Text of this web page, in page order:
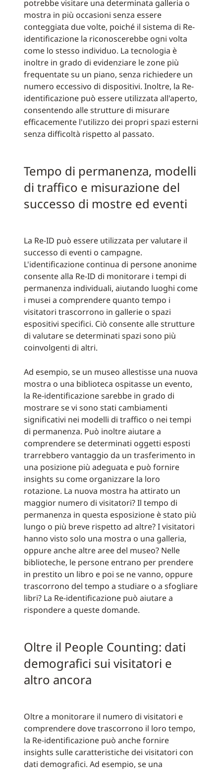
potrebbe visitare una determinata galleria o
mostra in più occasioni senza essere
conteggiata due volte, poiché il sistema di Re-
identificazione la riconoscerebbe ogni volta
come lo stesso individuo. La tecnologia è
inoltre in grado di evidenziare le zone più
frequentate su un piano, senza richiedere un
numero eccessivo di dispositivi. Inoltre, la Re-
identificazione può essere utilizzata all'aperto,
consentendo alle strutture di misurare
efficacemente l'utilizzo dei propri spazi esterni
senza difficoltà rispetto al passato.
Tempo di permanenza, modelli
di traffico e misurazione del
successo di mostre ed eventi
La Re-ID può essere utilizzata per valutare il
successo di eventi o campagne.
L'identificazione continua di persone anonime
consente alla Re-ID di monitorare i tempi di
permanenza individuali, aiutando luoghi come
i musei a comprendere quanto tempo i
visitatori trascorrono in gallerie o spazi
espositivi specifici. Ciò consente alle strutture
di valutare se determinati spazi sono più
coinvolgenti di altri.
Ad esempio, se un museo allestisse una nuova
mostra o una biblioteca ospitasse un evento,
la Re-identificazione sarebbe in grado di
mostrare se vi sono stati cambiamenti
significativi nei modelli di traffico o nei tempi
di permanenza. Può inoltre aiutare a
comprendere se determinati oggetti esposti
trarrebbero vantaggio da un trasferimento in
una posizione più adeguata e può fornire
insights su come organizzare la loro
rotazione. La nuova mostra ha attirato un
maggior numero di visitatori? Il tempo di
permanenza in questa esposizione è stato più
lungo o più breve rispetto ad altre? I visitatori
hanno visto solo una mostra o una galleria,
oppure anche altre aree del museo? Nelle
biblioteche, le persone entrano per prendere
in prestito un libro e poi se ne vanno, oppure
trascorrono del tempo a studiare o a sfogliare
libri? La Re-identificazione può aiutare a
rispondere a queste domande.
Oltre il People Counting: dati
demografici sui visitatori e
altro ancora
Oltre a monitorare il numero di visitatori e
comprendere dove trascorrono il loro tempo,
la Re-identificazione può anche fornire
insights sulle caratteristiche dei visitatori con
dati demografici. Ad esempio, se una